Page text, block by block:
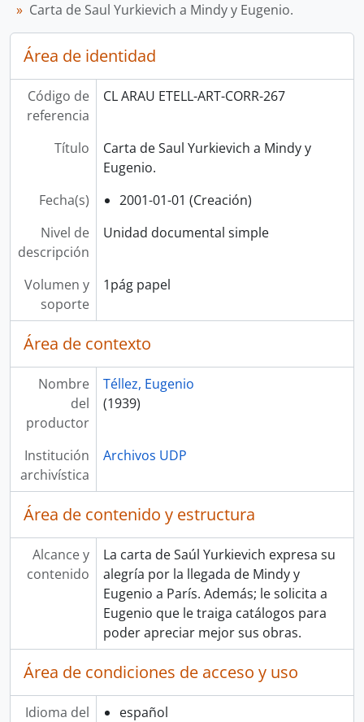
Carta de Saul Yurkievich a Mindy y Eugenio.
Área de identidad
Código de
referencia
CL ARAU ETELL-ART-CORR-267
Título
Carta de Saul Yurkievich a Mindy y
Eugenio.
Fecha(s)
2001-01-01 (Creación)
Nivel de
descripción
Unidad documental simple
Volumen y
soporte
1pág papel
Área de contexto
Nombre
del
productor
Téllez, Eugenio
(1939)
Institución
archivística
Archivos UDP
Área de contenido y estructura
Alcance y
contenido
La carta de Saúl Yurkievich expresa su
alegría por la llegada de Mindy y
Eugenio a París. Además; le solicita a
Eugenio que le traiga catálogos para
poder apreciar mejor sus obras.
Área de condiciones de acceso y uso
Idioma del
español